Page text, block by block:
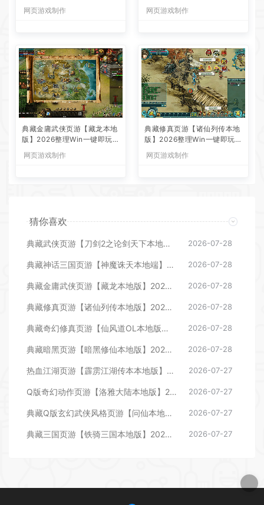
键即玩服务端+客户端+GM工
具+教程【站长亲测】
网页游戏制作
玩服务端+客户端+教程【站
长亲测】
网页游戏制作
典藏金庸武侠页游【藏龙本地
版】2026整理Win一键即玩服
【站长亲测】
网页游戏制作
典藏修真页游【诸仙列传本地
版】2026整理Win一键即玩服
【站长亲测】
网页游戏制作
猜你喜欢
典藏武侠页游【刀剑2之论剑天下本地端】2026整理Win一键即玩服务端+客户端+GM工具+教程【站长亲测】 2026-07-28
典藏神话三国页游【神魔诛天本地端】2026整理Win一键即玩服务端+客户端+教程【站长亲测】 2026-07-28
典藏金庸武侠页游【藏龙本地版】2026整理Win一键即玩服务端+客户端+GM工具+教程【站长亲测】 2026-07-28
典藏修真页游【诸仙列传本地版】2026整理Win一键即玩服务端+客户端+GM工具+教程【站长亲测】 2026-07-28
典藏奇幻修真页游【仙风道OL本地版】2026整理Win一键即玩服务端+客户端+GM工具+教程【站长亲测】 2026-07-28
典藏暗黑页游【暗黑修仙本地版】2026整理Win一键即玩服务端+客户端+GM工具+教程【站长亲测】 2026-07-28
热血江湖页游【霹雳江湖传本本地版】2026整理Win一键即玩服务端+客户端+教程【站长亲测】 2026-07-27
Q版奇幻动作页游【洛雅大陆本地版】2026整理Win一键即玩服务端+GM运营后台+客户端+教程【站长亲测】 2026-07-27
典藏Q版玄幻武侠风格页游【问仙本地版】2026整理Win一键即玩服务端+客户端+GM工具+教程【站长亲测】 2026-07-27
典藏三国页游【铁骑三国本地版】2026整理Win一键即玩服务端+客户端+教程【站长亲测】 2026-07-27